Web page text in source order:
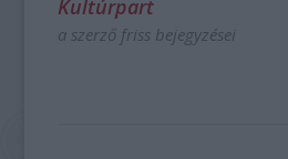
Kultúrpart
a szerző friss bejegyzései